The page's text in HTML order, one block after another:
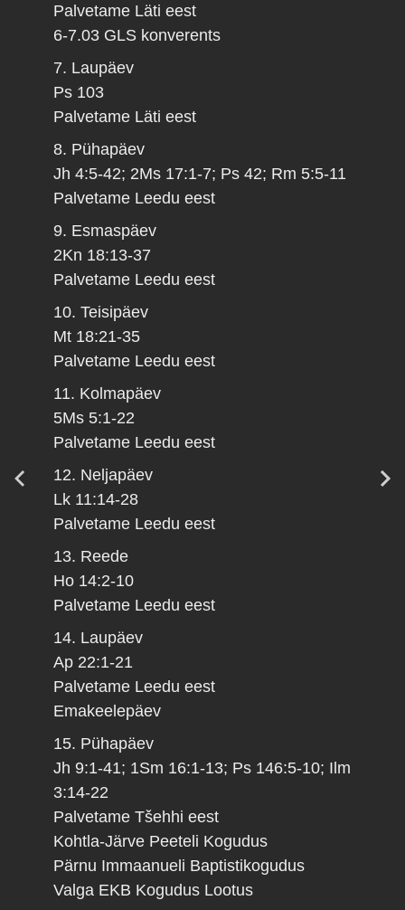
Palvetame Läti eest
6-7.03 GLS konverents
7. Laupäev
Ps 103
Palvetame Läti eest
8. Pühapäev
Jh 4:5-42; 2Ms 17:1-7; Ps 42; Rm 5:5-11
Palvetame Leedu eest
9. Esmaspäev
2Kn 18:13-37
Palvetame Leedu eest
10. Teisipäev
Mt 18:21-35
Palvetame Leedu eest
11. Kolmapäev
5Ms 5:1-22
Palvetame Leedu eest
12. Neljapäev
Lk 11:14-28
Palvetame Leedu eest
13. Reede
Ho 14:2-10
Palvetame Leedu eest
14. Laupäev
Ap 22:1-21
Palvetame Leedu eest
Emakeelepäev
15. Pühapäev
Jh 9:1-41; 1Sm 16:1-13; Ps 146:5-10; Ilm
3:14-22
Palvetame Tšehhi eest
Kohtla-Järve Peeteli Kogudus
Pärnu Immaanueli Baptistikogudus
Valga EKB Kogudus Lootus